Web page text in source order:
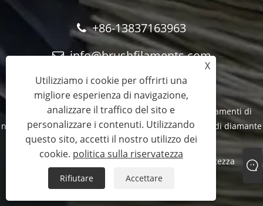
+86-13837163963
info@brushfilaments.com
Copyright © 2023 Filawing Industry Co., Limited - Filamenti di
nylon abrasivi, filamenti di carburo di silicio, filamenti di diamante
- Tutti i diritti riservati
Links
Sitemap RSS XML politica sulla riservatezza
X
Utilizziamo i cookie per offrirti una
migliore esperienza di navigazione,
analizzare il traffico del sito e
personalizzare i contenuti. Utilizzando
questo sito, accetti il ​​nostro utilizzo dei
cookie. politica sulla riservatezza
Rifiutare Accettare